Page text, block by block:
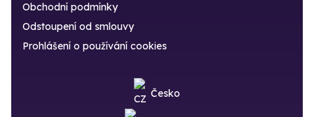
Obchodní podmínky
Odstoupení od smlouvy
Prohlášení o používání cookies
Česko